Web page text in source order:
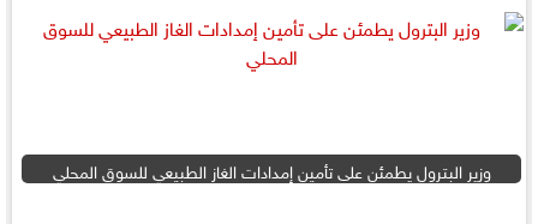
وزير البترول يطمئن على تأمين إمدادات الغاز الطبيعي للسوق المحلي